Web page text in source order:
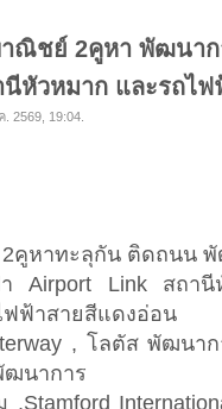
ณิชย์ 2คูหา พัฒนาก
หัวหมาก และรถไ
2569, 19:04.
คูหาทะลุกัน ติดถนน
Airport Link สถานี
ฟ้าสายสีแดงอ่อน
, โลตัส พัฒน
ฒนาการ
,Stamford